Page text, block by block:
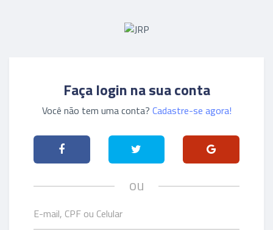
Faça login na sua conta
Você não tem uma conta? Cadastre-se agora!
ou